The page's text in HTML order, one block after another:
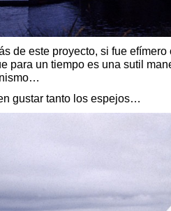
de este proyecto, si fue
para un tiempo es una sutil
gustar tanto los espejos…